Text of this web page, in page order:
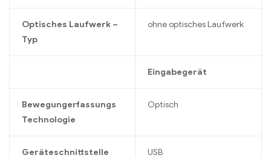
Optisches Laufwerk –
Typ
ohne optisches Laufwerk
Eingabegerät
Bewegungerfassungs
Technologie
Optisch
Geräteschnittstelle USB